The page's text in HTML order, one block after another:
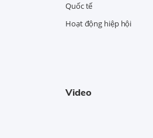
Quốc tế
Hoạt động hiệp hội
Video